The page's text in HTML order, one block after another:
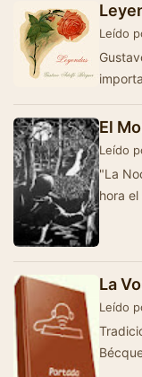
Leído
El
Leído
"La
hora
La
Leído